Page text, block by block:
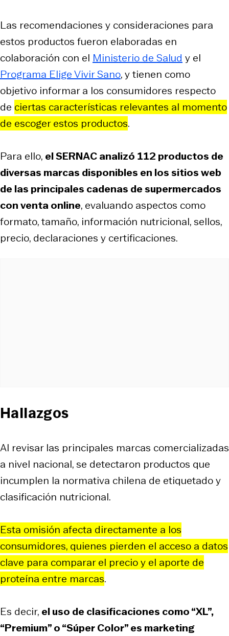
Las recomendaciones y consideraciones para
estos productos fueron elaboradas en
colaboración con el Ministerio de Salud y el
Programa Elige Vivir Sano, y tienen como
objetivo informar a los consumidores respecto
de ciertas características relevantes al momento
de escoger estos productos.
Para ello, el SERNAC analizó 112 productos de
diversas marcas disponibles en los sitios web
de las principales cadenas de supermercados
con venta online, evaluando aspectos como
formato, tamaño, información nutricional, sellos,
precio, declaraciones y certificaciones.
Hallazgos
Al revisar las principales marcas comercializadas
a nivel nacional, se detectaron productos que
incumplen la normativa chilena de etiquetado y
clasificación nutricional.
Esta omisión afecta directamente a los
consumidores, quienes pierden el acceso a datos
clave para comparar el precio y el aporte de
proteína entre marcas.
Es decir, el uso de clasificaciones como “XL”,
“Premium” o “Súper Color” es marketing